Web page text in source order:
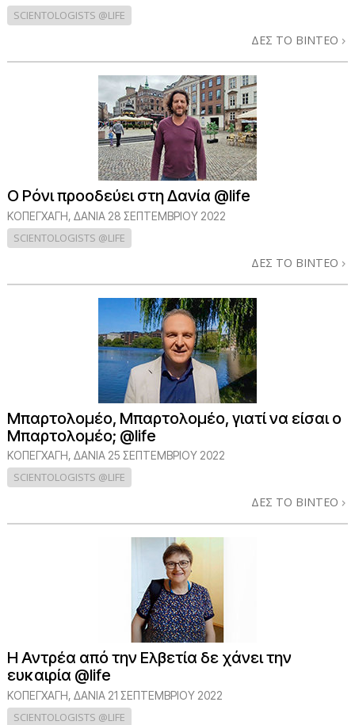
SCIENTOLOGISTS @LIFE
ΔΕΣ ΤΟ ΒΙΝΤΕΟ
Ο Ρόνι προοδεύει στη Δανία @life
ΚΟΠΕΓΧΆΓΗ, ΔΑΝΊΑ 28 ΣΕΠΤΕΜΒΡΙΟΥ 2022
SCIENTOLOGISTS @LIFE
ΔΕΣ ΤΟ ΒΙΝΤΕΟ
Μπαρτολομέο, Μπαρτολομέο, γιατί να είσαι ο
Μπαρτολομέο; @life
ΚΟΠΕΓΧΆΓΗ, ΔΑΝΊΑ 25 ΣΕΠΤΕΜΒΡΙΟΥ 2022
SCIENTOLOGISTS @LIFE
ΔΕΣ ΤΟ ΒΙΝΤΕΟ
Η Αντρέα από την Ελβετία δε χάνει την
ευκαιρία @life
ΚΟΠΕΓΧΆΓΗ, ΔΑΝΊΑ 21 ΣΕΠΤΕΜΒΡΙΟΥ 2022
SCIENTOLOGISTS @LIFE